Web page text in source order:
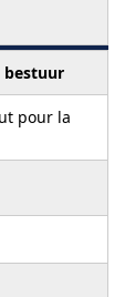
bestuur
pour la